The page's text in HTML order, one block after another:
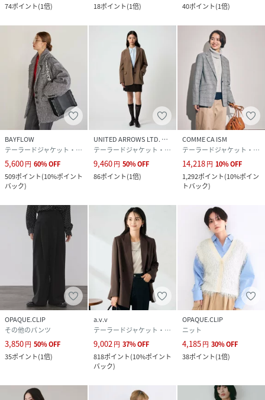
74ポイント(1倍)
18ポイント(1倍)
40ポイント(1倍)
BAYFLOW
テーラードジャケット・ブレザー
5,600円 60%OFF
509ポイント(10%ポイント
バック)
UNITED ARROWS LTD. OUTLET
テーラードジャケット・ブレザー
9,460円 50%OFF
86ポイント(1倍)
COMME CA ISM
テーラードジャケット・ブレザー
14,218円 10%OFF
1,292ポイント(10%ポイン
トバック)
OPAQUE.CLIP
その他のパンツ
3,850円 50%OFF
35ポイント(1倍)
a.v.v
テーラードジャケット・ブレザー
9,002円 37%OFF
818ポイント(10%ポイント
バック)
OPAQUE.CLIP
ニット
4,185円 30%OFF
38ポイント(1倍)